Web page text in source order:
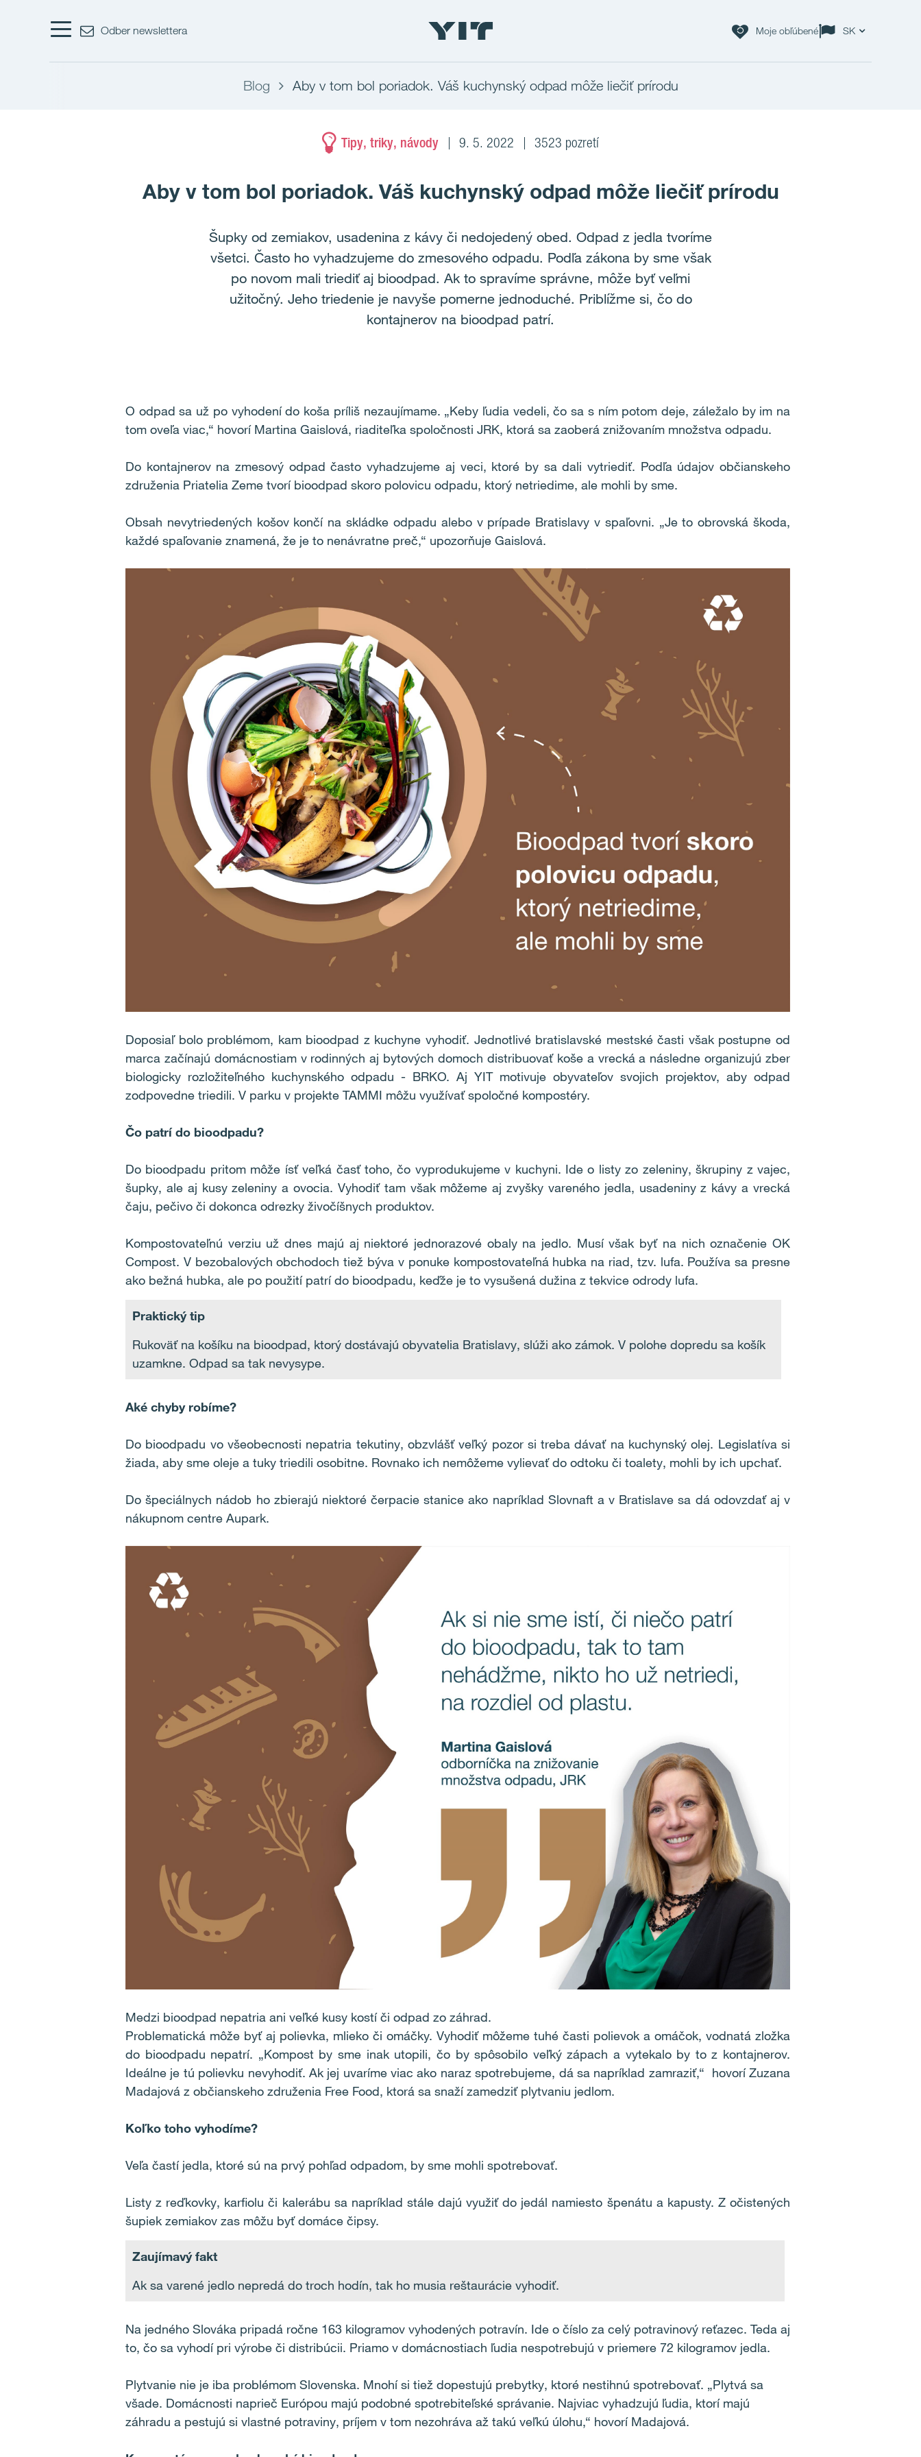
Odber newslettera Moje obľúbené SK
Blog Aby v tom bol poriadok. Váš kuchynský odpad môže liečiť prírodu
Tipy, triky, návody 9. 5. 2022 3523 pozretí
Aby v tom bol poriadok. Váš kuchynský odpad môže liečiť prírodu
Šupky od zemiakov, usadenina z kávy či nedojedený obed. Odpad z jedla tvoríme
všetci. Často ho vyhadzujeme do zmesového odpadu. Podľa zákona by sme však
po novom mali triediť aj bioodpad. Ak to spravíme správne, môže byť veľmi
užitočný. Jeho triedenie je navyše pomerne jednoduché. Priblížme si, čo do
kontajnerov na bioodpad patrí.
O odpad sa už po vyhodení do koša príliš nezaujímame. „Keby ľudia vedeli, čo sa s ním potom deje, záležalo by im na
tom oveľa viac,“ hovorí Martina Gaislová, riaditeľka spoločnosti JRK, ktorá sa zaoberá znižovaním množstva odpadu.
Do kontajnerov na zmesový odpad často vyhadzujeme aj veci, ktoré by sa dali vytriediť. Podľa údajov občianskeho
združenia Priatelia Zeme tvorí bioodpad skoro polovicu odpadu, ktorý netriedime, ale mohli by sme.
Obsah nevytriedených košov končí na skládke odpadu alebo v prípade Bratislavy v spaľovni. „Je to obrovská škoda,
každé spaľovanie znamená, že je to nenávratne preč,“ upozorňuje Gaislová.
Doposiaľ bolo problémom, kam bioodpad z kuchyne vyhodiť. Jednotlivé bratislavské mestské časti však postupne od
marca začínajú domácnostiam v rodinných aj bytových domoch distribuovať koše a vrecká a následne organizujú zber
biologicky rozložiteľného kuchynského odpadu - BRKO. Aj YIT motivuje obyvateľov svojich projektov, aby odpad
zodpovedne triedili. V parku v projekte TAMMI môžu využívať spoločné kompostéry.
Čo patrí do bioodpadu?
Do bioodpadu pritom môže ísť veľká časť toho, čo vyprodukujeme v kuchyni. Ide o listy zo zeleniny, škrupiny z vajec,
šupky, ale aj kusy zeleniny a ovocia. Vyhodiť tam však môžeme aj zvyšky vareného jedla, usadeniny z kávy a vrecká
čaju, pečivo či dokonca odrezky živočíšnych produktov.
Kompostovateľnú verziu už dnes majú aj niektoré jednorazové obaly na jedlo. Musí však byť na nich označenie OK
Compost. V bezobalových obchodoch tiež býva v ponuke kompostovateľná hubka na riad, tzv. lufa. Používa sa presne
ako bežná hubka, ale po použití patrí do bioodpadu, keďže je to vysušená dužina z tekvice odrody lufa.
Praktický tip
Rukoväť na košíku na bioodpad, ktorý dostávajú obyvatelia Bratislavy, slúži ako zámok. V polohe dopredu sa košík
uzamkne. Odpad sa tak nevysype.
Aké chyby robíme?
Do bioodpadu vo všeobecnosti nepatria tekutiny, obzvlášť veľký pozor si treba dávať na kuchynský olej. Legislatíva si
žiada, aby sme oleje a tuky triedili osobitne. Rovnako ich nemôžeme vylievať do odtoku či toalety, mohli by ich upchať.
Do špeciálnych nádob ho zbierajú niektoré čerpacie stanice ako napríklad Slovnaft a v Bratislave sa dá odovzdať aj v
nákupnom centre Aupark.
Medzi bioodpad nepatria ani veľké kusy kostí či odpad zo záhrad.
Problematická môže byť aj polievka, mlieko či omáčky. Vyhodiť môžeme tuhé časti polievok a omáčok, vodnatá zložka
do bioodpadu nepatrí. „Kompost by sme inak utopili, čo by spôsobilo veľký zápach a vytekalo by to z kontajnerov.
Ideálne je tú polievku nevyhodiť. Ak jej uvaríme viac ako naraz spotrebujeme, dá sa napríklad zamraziť,“ hovorí Zuzana
Madajová z občianskeho združenia Free Food, ktorá sa snaží zamedziť plytvaniu jedlom.
Koľko toho vyhodíme?
Veľa častí jedla, ktoré sú na prvý pohľad odpadom, by sme mohli spotrebovať.
Listy z reďkovky, karfiolu či kalerábu sa napríklad stále dajú využiť do jedál namiesto špenátu a kapusty. Z očistených
šupiek zemiakov zas môžu byť domáce čipsy.
Zaujímavý fakt
Ak sa varené jedlo nepredá do troch hodín, tak ho musia reštaurácie vyhodiť.
Na jedného Slováka pripadá ročne 163 kilogramov vyhodených potravín. Ide o číslo za celý potravinový reťazec. Teda aj
to, čo sa vyhodí pri výrobe či distribúcii. Priamo v domácnostiach ľudia nespotrebujú v priemere 72 kilogramov jedla.
Plytvanie nie je iba problémom Slovenska. Mnohí si tiež dopestujú prebytky, ktoré nestihnú spotrebovať. „Plytvá sa
všade. Domácnosti naprieč Európou majú podobné spotrebiteľské správanie. Najviac vyhadzujú ľudia, ktorí majú
záhradu a pestujú si vlastné potraviny, príjem v tom nezohráva až takú veľkú úlohu,“ hovorí Madajová.